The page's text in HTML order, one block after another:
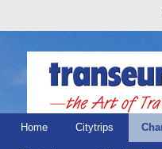
Home Citytrips